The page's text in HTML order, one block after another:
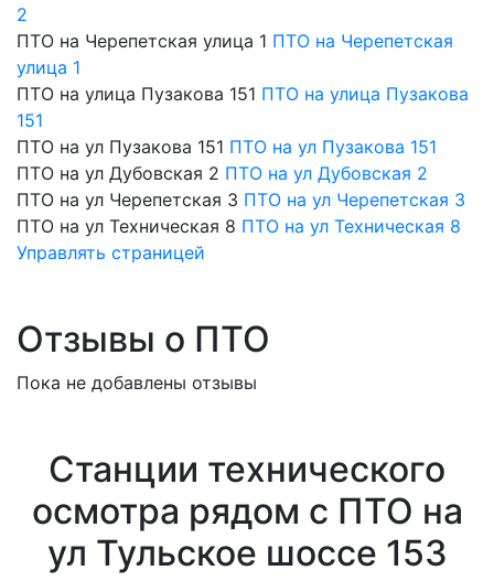
2
ПТО на Черепетская улица 1 ПТО на Черепетская
улица 1
ПТО на улица Пузакова 151 ПТО на улица Пузакова
151
ПТО на ул Пузакова 151 ПТО на ул Пузакова 151
ПТО на ул Дубовская 2 ПТО на ул Дубовская 2
ПТО на ул Черепетская 3 ПТО на ул Черепетская 3
ПТО на ул Техническая 8 ПТО на ул Техническая 8
Управлять страницей
Отзывы о ПТО
Пока не добавлены отзывы
Станции технического
осмотра рядом с ПТО на
ул Тульское шоссе 153